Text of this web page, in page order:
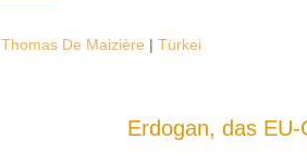
Thomas De Maizière | Türkei
Erdogan, das